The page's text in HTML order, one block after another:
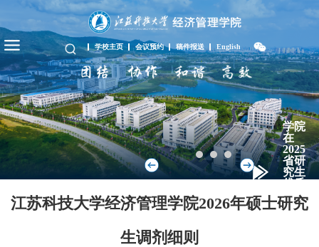
学校主页 会议预约 稿件报送 English
学院
在
2025
省研
究生
优质
教学
资
江苏科技大学经济管理学院2026年硕士研究
生调剂细则